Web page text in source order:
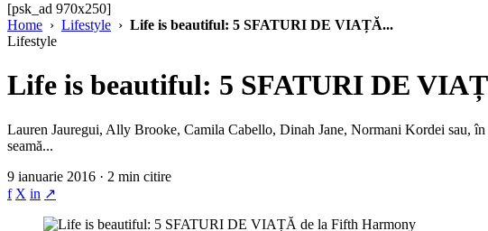
[psk_ad 970x250]
Home › Lifestyle › Life is beautiful: 5 SFATURI DE VIAȚĂ...
Lifestyle
Life is beautiful: 5 SFATURI DE
Lauren Jauregui, Ally Brooke, Camila Cabello, Dinah Jane, Normani Kordei sau,
seamă...
9 ianuarie 2016 · 2 min citire
f X in ↗